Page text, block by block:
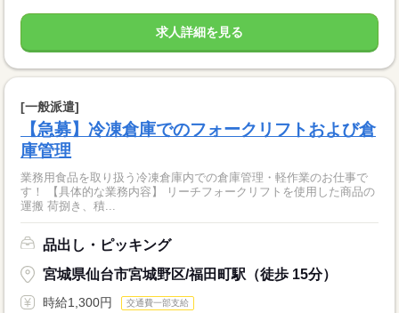
求人詳細を見る
[一般派遣]
【急募】冷凍倉庫でのフォークリフトおよび倉
庫管理
業務用食品を取り扱う冷凍倉庫内での倉庫管理・軽作業のお仕事で
す！ 【具体的な業務内容】 リーチフォークリフトを使用した商品の
運搬 荷捌き、積...
品出し・ピッキング
宮城県仙台市宮城野区/福田町駅（徒歩 15分）
時給1,300円 交通費一部支給